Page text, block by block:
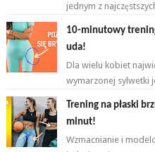
jednym z
10-minutowy
uda!
Dla wielu kobiet
wymarzonej sylwetki
Trening na płaski
minut!
Wzmacnianie i